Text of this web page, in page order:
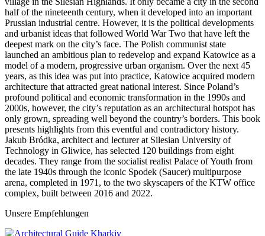
half of the nineteenth century, when it developed into an important
Prussian industrial centre. However, it is the political developments
and urbanist ideas that followed World War Two that have left the
deepest mark on the city’s face. The Polish communist state
launched an ambitious plan to redevelop and expand Katowice as a
model of a modern, progressive urban organism. Over the next 45
years, as this idea was put into practice, Katowice acquired modern
architecture that attracted great national interest. Since Poland’s
profound political and economic transformation in the 1990s and
2000s, however, the city’s reputation as an architectural hotspot has
only grown, spreading well beyond the country’s borders. This book
presents highlights from this eventful and contradictory history.
Jakub Bródka, architect and lecturer at Silesian University of
Technology in Gliwice, has selected 120 buildings from eight
decades. They range from the socialist realist Palace of Youth from
the late 1940s through the iconic Spodek (Saucer) multipurpose
arena, completed in 1971, to the two skyscapers of the KTW office
complex, built between 2016 and 2022.
Unsere Empfehlungen